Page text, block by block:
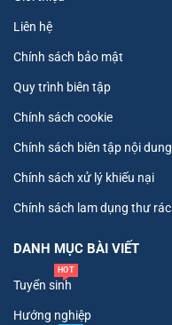
Liên hệ
Chính sách bảo mật
Quy trình biên tập
Chính sách cookie
Chính sách biên tập nội dung
Chính sách xử lý khiếu nại
Chính sách lam dụng thư rác
DANH MỤC BÀI VIẾT
Tuyển sinh
HOT
Hướng nghiệp